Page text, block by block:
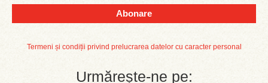
Abonare
Termeni și condiții privind prelucrarea datelor cu caracter personal
Urmărește-ne pe: